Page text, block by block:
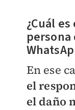
¿Cuál
En ese
el
el daño